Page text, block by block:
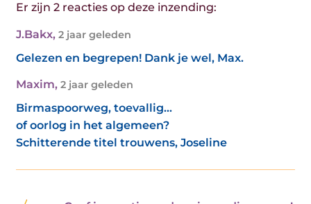
Er zijn 2 reacties op deze inzending:
J.Bakx, 2 jaar geleden
Gelezen en begrepen! Dank je wel, Max.
Maxim, 2 jaar geleden
Birmaspoorweg, toevallig...
of oorlog in het algemeen?
Schitterende titel trouwens, Joseline